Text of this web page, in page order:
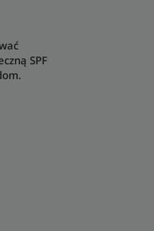
SPF